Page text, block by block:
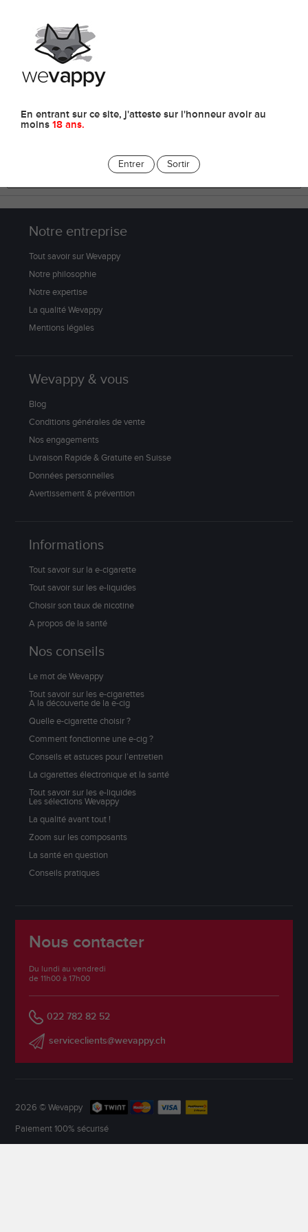
En entrant sur ce site, j'atteste sur l'honneur avoir au
moins 18 ans.
Entrer Sortir
E-liquides
Notre entreprise
Tout savoir sur Wevappy
Notre philosophie
Notre expertise
La qualité Wevappy
Mentions légales
Wevappy & vous
Blog
Conditions générales de vente
Nos engagements
Livraison Rapide & Gratuite en Suisse
Données personnelles
Avertissement & prévention
Informations
Tout savoir sur la e-cigarette
Tout savoir sur les e-liquides
Choisir son taux de nicotine
A propos de la santé
Nos conseils
Le mot de Wevappy
Tout savoir sur les e-cigarettes
A la découverte de la e-cig
Quelle e-cigarette choisir ?
Comment fonctionne une e-cig ?
Conseils et astuces pour l’entretien
La cigarettes électronique et la santé
Tout savoir sur les e-liquides
Les sélections Wevappy
La qualité avant tout !
Zoom sur les composants
La santé en question
Conseils pratiques
Nous contacter
Du lundi au vendredi
de 11h00 à 17h00
022 782 82 52
serviceclients@wevappy.ch
2026 © Wevappy
Paiement 100% sécurisé